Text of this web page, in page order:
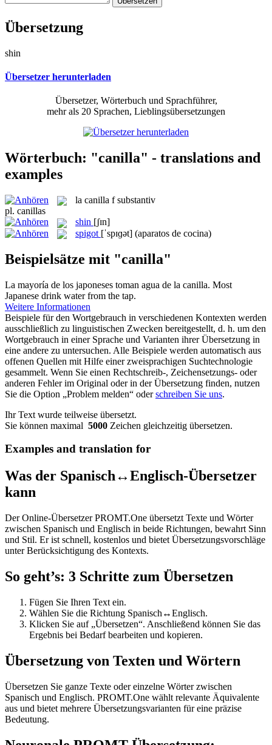
Übersetzung
shin
Übersetzer herunterladen
Übersetzer, Wörterbuch und Sprachführer,
mehr als 20 Sprachen, Lieblingsübersetzungen
Wörterbuch: "canilla" - translations and
examples
la canilla f substantiv
pl. canillas
shin [ʃɪn]
spigot [ˈspɪɡət] (aparatos de cocina)
Beispielsätze mit "canilla"
La mayoría de los japoneses toman agua de la canilla. Most
Japanese drink water from the tap.
Weitere Informationen
Beispiele für den Wortgebrauch in verschiedenen Kontexten werden
ausschließlich zu linguistischen Zwecken bereitgestellt, d. h. um den
Wortgebrauch in einer Sprache und Varianten ihrer Übersetzung in
eine andere zu untersuchen. Alle Beispiele werden automatisch aus
offenen Quellen mit Hilfe einer zweisprachigen Suchtechnologie
gesammelt. Wenn Sie einen Rechtschreib-, Zeichensetzungs- oder
anderen Fehler im Original oder in der Übersetzung finden, nutzen
Sie die Option „Problem melden“ oderschreiben Sie uns.
Ihr Text wurde teilweise übersetzt.
Sie können maximal 5000 Zeichen gleichzeitig übersetzen.
Examples and translation for
Was der Spanisch↔Englisch-Übersetzer
kann
Der Online-Übersetzer PROMT.One übersetzt Texte und Wörter
zwischen Spanisch und Englisch in beide Richtungen, bewahrt Sinn
und Stil. Er ist schnell, kostenlos und bietet Übersetzungsvorschläge
unter Berücksichtigung des Kontexts.
So geht’s: 3 Schritte zum Übersetzen
Fügen Sie Ihren Text ein.
Wählen Sie die Richtung Spanisch↔Englisch.
Klicken Sie auf „Übersetzen“. Anschließend können Sie das
Ergebnis bei Bedarf bearbeiten und kopieren.
Übersetzung von Texten und Wörtern
Übersetzen Sie ganze Texte oder einzelne Wörter zwischen
Spanisch und Englisch. PROMT.One wählt relevante Äquivalente
aus und bietet mehrere Übersetzungsvarianten für eine präzise
Bedeutung.